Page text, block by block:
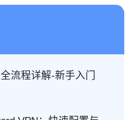
流程详解-新手入门